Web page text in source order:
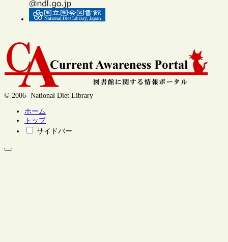
© 2006- National Diet Library
ホーム
トップ
サイドバー